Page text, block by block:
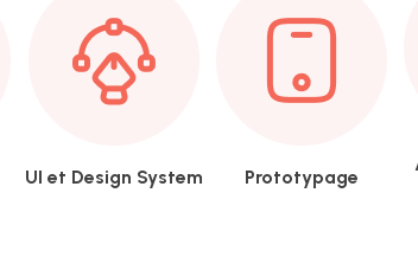
UI et Design System Prototypage